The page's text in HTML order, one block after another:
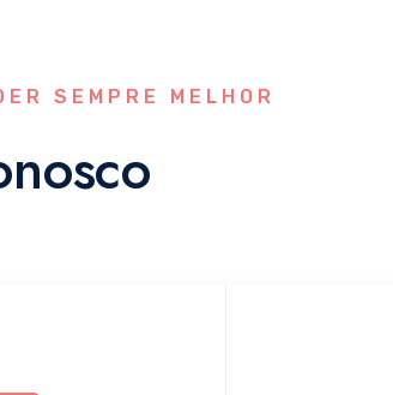
SEMPRE MELHOR